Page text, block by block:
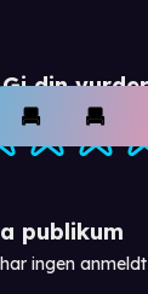
Gi din
publikum
ingen